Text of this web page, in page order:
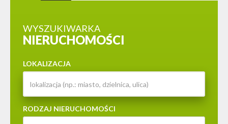
WYSZUKIWARKA
NIERUCHOMOŚCI
LOKALIZACJA
RODZAJ NIERUCHOMOŚCI